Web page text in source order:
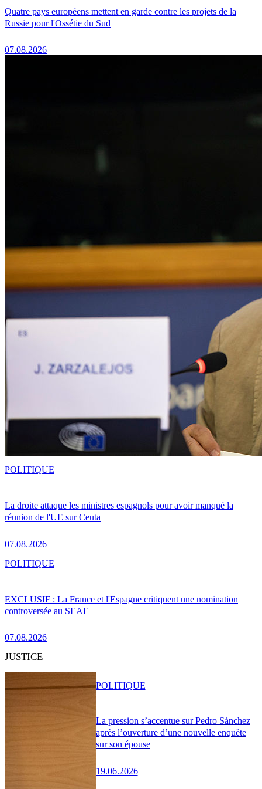
Quatre pays européens mettent en garde contre les projets de la
Russie pour l'Ossétie du Sud
07.08.2026
La droite attaque les ministres espagnols pour avoir manqué la
réunion de l'UE sur Ceuta
07.08.2026
POLITIQUE
EXCLUSIF : La France et l'Espagne critiquent une nomination
controversée au SEAE
07.08.2026
POLITIQUE
JUSTICE
La pression s’accentue sur Pedro Sánchez
après l’ouverture d’une nouvelle enquête
sur son épouse
19.06.2026
POLITIQUE